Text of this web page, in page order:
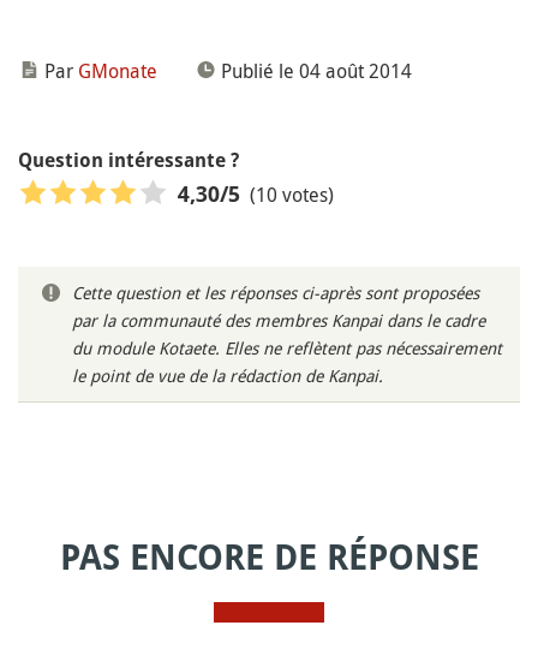
Par GMonate Publié le 04 août 2014
Question intéressante ?
4,30/5 (10 votes)
Cette question et les réponses ci-après sont proposées
par la communauté des membres Kanpai dans le cadre
du module Kotaete. Elles ne reflètent pas nécessairement
le point de vue de la rédaction de Kanpai.
PAS ENCORE DE RÉPONSE